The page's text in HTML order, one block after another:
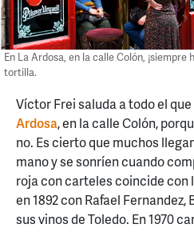
En La Ardosa, en la calle Colón,
tortilla.
Víctor Frei saluda a todo el
Ardosa, en la calle Colón,
no. Es cierto que muchos
mano y se sonríen cuando
roja con carteles coincide con
en 1892 con Rafael
sus vinos de Toledo. En 1970